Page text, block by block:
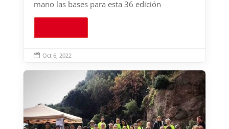
mano las bases para esta 36 edición
 Oct 6, 2022